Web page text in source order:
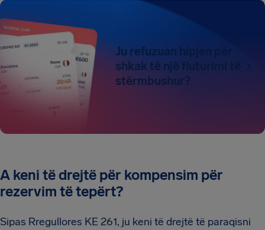
Ju refuzuan hipjen për
shkak të një fluturimi të
stërmbushur?
A keni të drejtë për kompensim për
rezervim të tepërt?
Sipas Rregullores KE 261, ju keni të drejtë të paraqisni